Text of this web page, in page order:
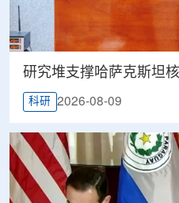
研究堆支撑哈萨克斯坦
科研 2026-08-09